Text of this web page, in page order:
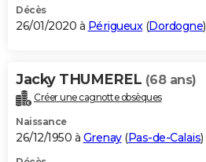
Décès
26/01/2020 à Périgueux(Dordogne)
Jacky THUMEREL (68 ans)
Créer une cagnotte obsèques
Naissance
26/12/1950 à Grenay(Pas-de-Calais)